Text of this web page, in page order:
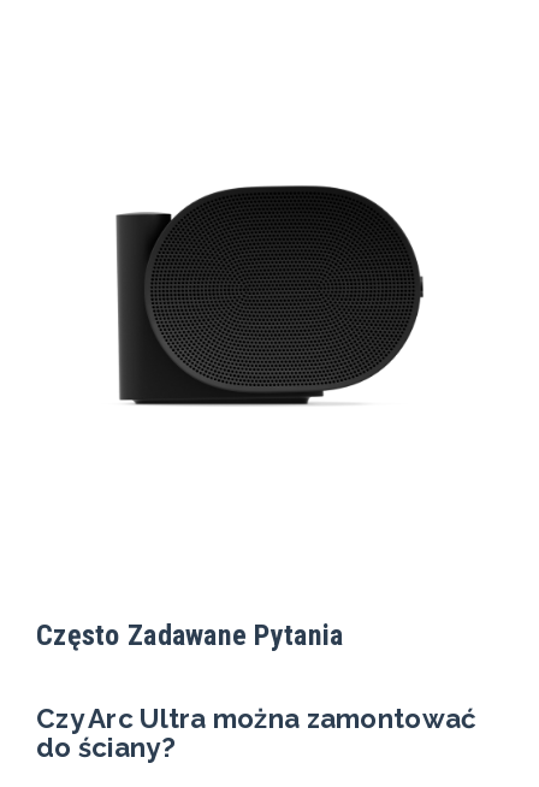
Często Zadawane Pytania
Czy Arc Ultra można zamontować
do ściany?